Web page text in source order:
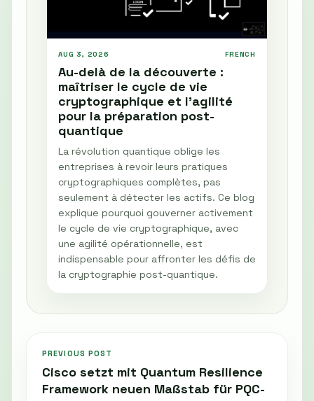
AUG 3, 2026 FRENCH
Au-delà de la découverte :
maîtriser le cycle de vie
cryptographique et l'agilité
pour la préparation post-
quantique
La révolution quantique oblige les
entreprises à revoir leurs pratiques
cryptographiques complètes, pas
seulement à détecter les actifs. Ce blog
explique pourquoi gouverner activement
le cycle de vie cryptographique, avec
une agilité opérationnelle, est
indispensable pour affronter les défis de
la cryptographie post-quantique.
PREVIOUS POST
Cisco setzt mit Quantum Resilience
Framework neuen Maßstab für PQC-